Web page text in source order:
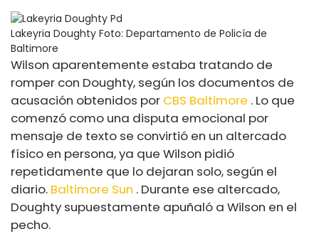
Lakeyria Doughty Foto: Departamento de Policía de
Baltimore
Wilson aparentemente estaba tratando de
romper con Doughty, según los documentos de
acusación obtenidos por CBS Baltimore . Lo que
comenzó como una disputa emocional por
mensaje de texto se convirtió en un altercado
físico en persona, ya que Wilson pidió
repetidamente que lo dejaran solo, según el
diario. Baltimore Sun . Durante ese altercado,
Doughty supuestamente apuñaló a Wilson en el
pecho.